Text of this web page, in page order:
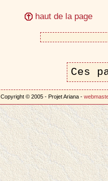
haut de la page
Ces
Copyright © 2005 - Projet Ariana -